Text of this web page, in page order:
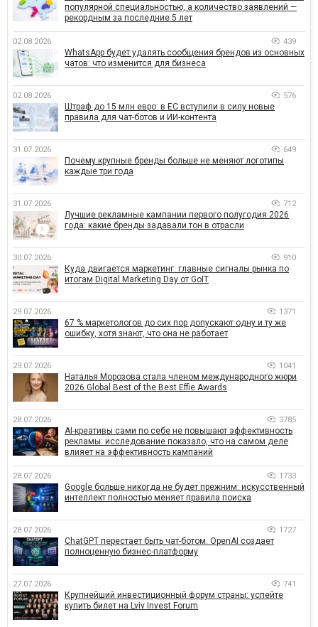
популярной специальностью, а количество заявлений —
рекордным за последние 5 лет
02.08.2026 439
WhatsApp будет удалять сообщения брендов из основных
чатов: что изменится для бизнеса
02.08.2026 576
Штраф до 15 млн евро: в ЕС вступили в силу новые
правила для чат-ботов и ИИ-контента
31.07.2026 649
Почему крупные бренды больше не меняют логотипы
каждые три года
31.07.2026 712
Лучшие рекламные кампании первого полугодия 2026
года: какие бренды задавали тон в отрасли
30.07.2026 910
Куда двигается маркетинг: главные сигналы рынка по
итогам Digital Marketing Day от GoIT
29.07.2026 1371
67 % маркетологов до сих пор допускают одну и ту же
ошибку, хотя знают, что она не работает
29.07.2026 1041
Наталья Морозова стала членом международного жюри
2026 Global Best of the Best Effie Awards
28.07.2026 3785
AI-креативы сами по себе не повышают эффективность
рекламы: исследование показало, что на самом деле
влияет на эффективность кампаний
28.07.2026 1733
Google больше никогда не будет прежним: искусственный
интеллект полностью меняет правила поиска
28.07.2026 1727
ChatGPT перестает быть чат-ботом. OpenAI создает
полноценную бизнес-платформу
27.07.2026 741
Крупнейший инвестиционный форум страны: успейте
купить билет на Lviv Invest Forum